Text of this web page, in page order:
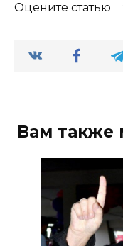
Оцените статью
Вам также